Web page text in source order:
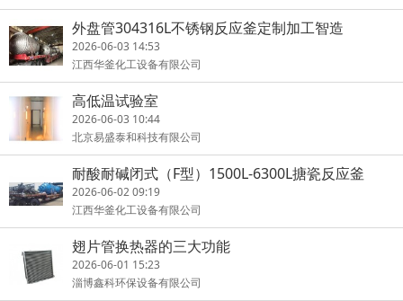
外盘管304316L不锈钢反应釜定制加工智造
2026-06-03 14:53
江西华釜化工设备有限公司
高低温试验室
2026-06-03 10:44
北京易盛泰和科技有限公司
耐酸耐碱闭式（F型）1500L-6300L搪瓷反应釜
2026-06-02 09:19
江西华釜化工设备有限公司
翅片管换热器的三大功能
2026-06-01 15:23
淄博鑫科环保设备有限公司